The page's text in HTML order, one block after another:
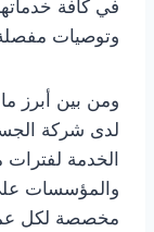
في كافة
وتوصيات
ومن بين أبرز
لدى شركة
الخدمة لفترات
والمؤسسات
مخصصة لكل